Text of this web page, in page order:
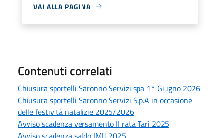
VAI ALLA PAGINA
Contenuti correlati
Chiusura sportelli Saronno Servizi spa 1° Giugno 2026
Chiusura sportelli Saronno Servizi S.p.A in occasione
delle festività natalizie 2025/2026
Avviso scadenza versamento II rata Tari 2025
Avviso scadenza saldo IMU 2025